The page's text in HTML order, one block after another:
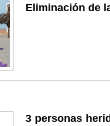
Eliminación de
3 personas